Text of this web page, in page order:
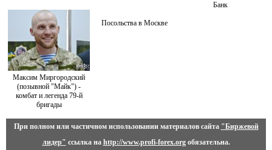
Банк
Максим Миргородский
(позывной "Майк") -
комбат и легенда 79-й
бригады
Посольства в Москве
При полном или частичном использовании материалов сайта "Биржевой
лидер" ссылка на http://www.profi-forex.orgобязательна.